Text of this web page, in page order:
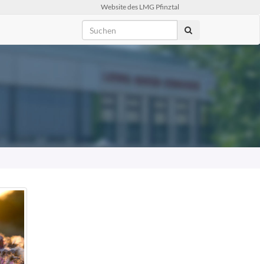
Website des LMG Pfinztal